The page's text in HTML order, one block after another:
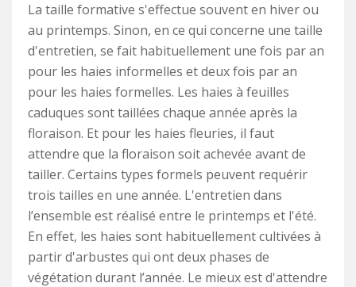
La taille formative s'effectue souvent en hiver ou
au printemps. Sinon, en ce qui concerne une taille
d'entretien, se fait habituellement une fois par an
pour les haies informelles et deux fois par an
pour les haies formelles. Les haies à feuilles
caduques sont taillées chaque année après la
floraison. Et pour les haies fleuries, il faut
attendre que la floraison soit achevée avant de
tailler. Certains types formels peuvent requérir
trois tailles en une année. L'entretien dans
l’ensemble est réalisé entre le printemps et l'été.
En effet, les haies sont habituellement cultivées à
partir d'arbustes qui ont deux phases de
végétation durant l’année. Le mieux est d'attendre